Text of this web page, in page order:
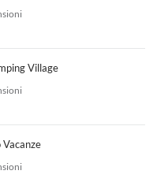
Village